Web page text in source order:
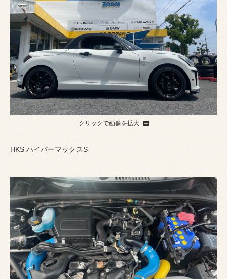
クリックで画像を拡大
HKS ハイパーマックスS